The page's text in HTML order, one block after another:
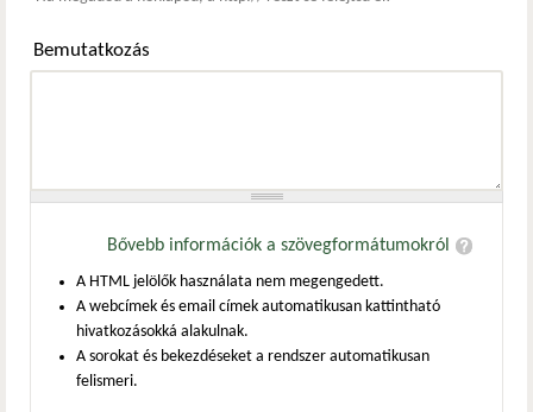
Bemutatkozás
Bővebb információk a szövegformátumokról
A HTML jelölők használata nem megengedett.
A webcímek és email címek automatikusan kattintható
hivatkozásokká alakulnak.
A sorokat és bekezdéseket a rendszer automatikusan
felismeri.